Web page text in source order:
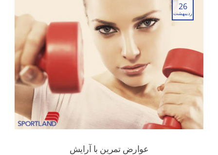
26
اردیبهشت
عوارض تمرین با آرایش